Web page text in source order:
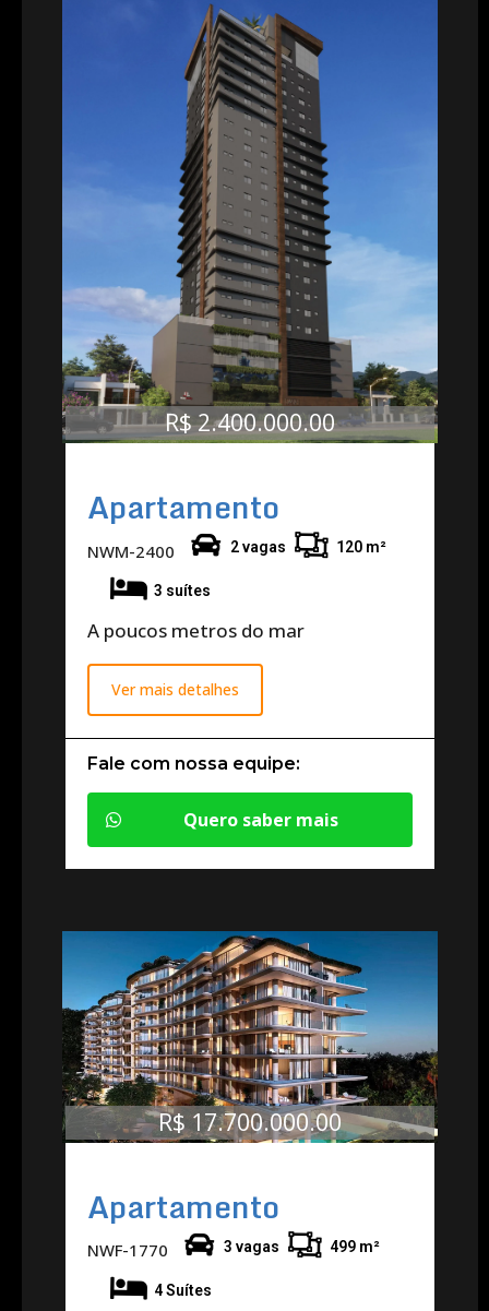
R$ 2.400.000.00
Apartamento
NWM-2400 2 vagas 120 m²
3 suítes
A poucos metros do mar
Ver mais detalhes
Fale com nossa equipe:
Quero saber mais
R$ 17.700.000.00
Apartamento
NWF-1770 3 vagas 499 m²
4 Suítes